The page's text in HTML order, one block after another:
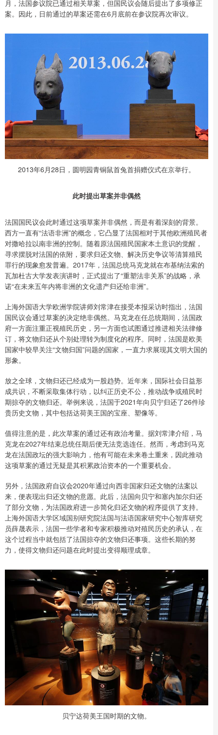
月，法国参议院已通过相关草案，但国民议会随后提出了多项修正
案。因此，日前通过的草案还需在6月底前在参议院再次审议。
2013年6月28日，圆明园青铜鼠首兔首捐赠仪式在京举行。
此时提出草案并非偶然
法国国民议会此时通过这项草案并非偶然，而是有着深刻的背景。
西方一直有“法语非洲”的概念，它凸显了法国相对于其他欧洲殖民者
对撒哈拉以南非洲的控制。随着原法国殖民国家本土意识的觉醒，
寻求摆脱对法国的依附，要求归还文物、解决历史争议等清算殖民
罪行的现象愈发普遍。2017年，法国总统马克龙就在布基纳法索的
瓦加杜古大学发表演讲时，正式提出了“重塑法非关系”的战略，承
诺“在未来五年内将非洲的文化遗产归还给非洲”。
上海外国语大学欧洲学院讲师刘常津在接受本报采访时指出，法国
国民议会通过草案的决定绝非偶然。马克龙在任总统期间，法国政
府一方面注重正视殖民历史，另一方面也试图通过推进相关法律修
订，将文物归还从个别处理转为制度化的程序。同时，法国是欧美
国家中较早关注“文物归国”问题的国家，一直力求展现其文明大国的
形象。
放之全球，文物归还已经成为一股趋势。近年来，国际社会日益形
成共识，不断采取集体行动，以纠正历史不公，推动战争或殖民时
期掠夺的文物归还。举例来说，法国于2021年向贝宁归还了26件珍
贵历史文物，其中包括达荷美王国的宝座、塑像等。
值得注意的是，此次草案的通过还有政治考量。据刘常津介绍，马
克龙在2027年结束总统任期后便无法竞选连任。然而，考虑到马克
龙在法国政坛的强大影响力，他有可能在未来卷土重来，因此推动
这项草案的通过无疑是其积累政治资本的一个重要机会。
另外，法国政府自议会2020年通过向西非国家归还文物的法案以
来，便表现出归还文物的意愿。此后，法国向贝宁和塞内加尔归还
了部分文物，为法国政府进一步简化归还文物的程序提供了支持。
上海外国语大学区域国别研究院法国与法语国家研究中心智库研究
员薛晟表示，法国一些学者和专家积极推动对殖民历史的承认，在
这个过程当中就包括了法国掠夺的文物归还事项。这些长期的努
力，使得文物归还问题在此时提出变得顺理成章。
贝宁达荷美王国时期的文物。